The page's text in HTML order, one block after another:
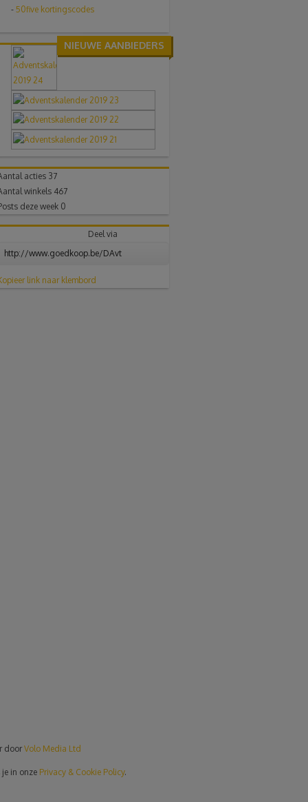
- 50five kortingscodes
NIEUWE AANBIEDERS
acties 37
winkels 467
deze week 0
Deel via
link naar klembord
door Volo Media Ltd
in onze Privacy & Cookie Policy.